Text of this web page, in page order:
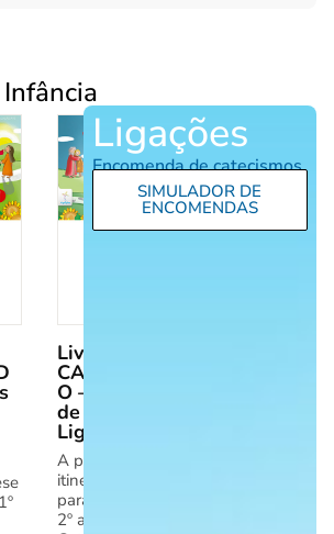
Livro
CATEQUIZAND
O – No abraço
de Jesus [2º –
Ligações]
A proposta do
itinerário Ligações
para a catequese do
2º ano. Livro do
Ligações
Encomenda de catecismos
SIMULADOR DE
ENCOMENDAS